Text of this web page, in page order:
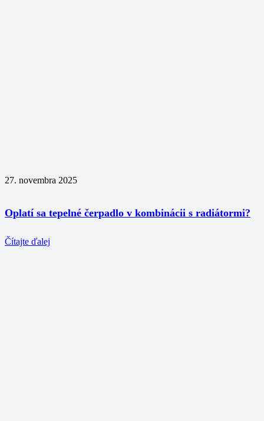
27. novembra 2025
Oplatí sa tepelné čerpadlo v kombinácii s radiátormi?
Čítajte ďalej